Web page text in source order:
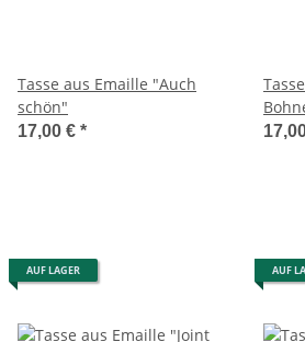
Tasse aus Emaille "Auch
schön"
17,00 € *
AUF LAGER AUF